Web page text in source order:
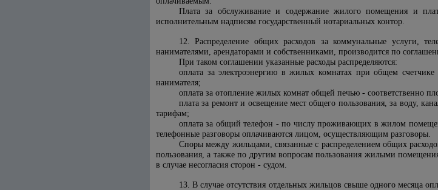
Плата за обслуживание и содержание жилого помещения и
исполнительным надписям государственный нотариальных контор.
12. Распределение общих расходов за коммунальные услуги,
нанимателями, арендаторами и собственниками, производится по
При таком соглашении указанные расходы распределяются:
оплата за электроэнергию в жилых комнатах при общем
нанимателя;
оплата за отопление жилых комнат общей печью - соответственно
плата за ремонт и освещение мест общего пользования, за воду,
тарифам;
оплата за общий телефон - по числу проживающих в жилом
телефонные разговоры оплачиваются лицом, осуществляющим разговоры.
Споры между жильцами, связанные с распределением общих
пользования, а также по другим вопросам пользования жилыми
в случае несогласия сторон - судом.
13. В случае отсутствия отдельных жильцов свыше одного месяца